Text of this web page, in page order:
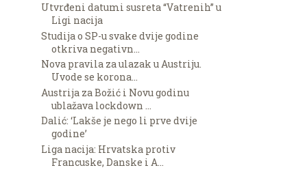
Utvrđeni datumi susreta “Vatrenih” u
Ligi nacija
Studija o SP-u svake dvije godine
otkriva negativn...
Nova pravila za ulazak u Austriju.
Uvode se korona...
Austrija za Božić i Novu godinu
ublažava lockdown ...
Dalić: ‘Lakše je nego li prve dvije
godine’
Liga nacija: Hrvatska protiv
Francuske, Danske i A...